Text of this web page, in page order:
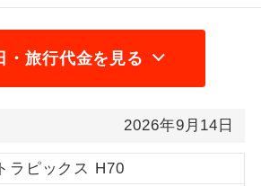
・旅行代金を見る
2026年9月14日
トラピックス H70
ご参加にあたり年齢に制限があるコース
です。
利用航空会社が指定なので、ご出発の計
す。